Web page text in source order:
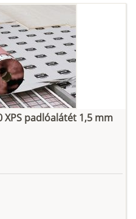
padlóalátét 1,5 mm